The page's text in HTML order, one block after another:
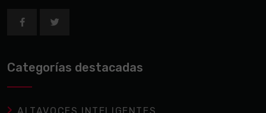
Categorías destacadas
ALTAVOCES INTELIGENTES